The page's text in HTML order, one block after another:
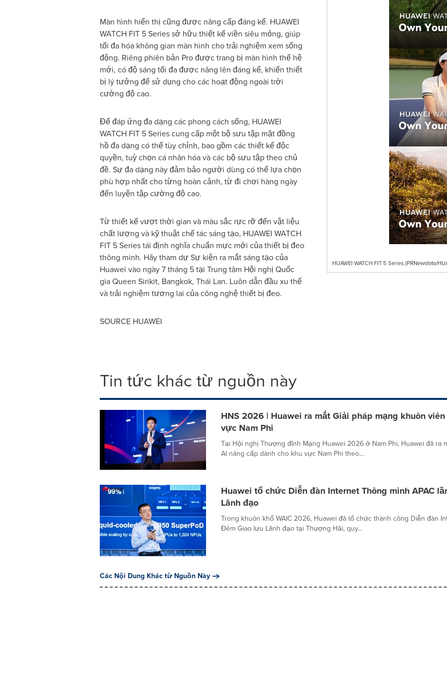
HUAWEI WATCH FIT 5 Series (PRNewsfoto/
Màn hình hiển thị cũng được nâng cấp đáng kể. HUAWEI
WATCH FIT 5 Series sở hữu thiết kế viền siêu mỏng, giúp
tối đa hóa không gian màn hình cho trải nghiệm xem sống
động. Riêng phiên bản Pro được trang bị màn hình thế hệ
mới, có độ sáng tối đa được nâng lên đáng kể, khiến thiết
bị lý tưởng để sử dụng cho các hoạt động ngoài trời
cường độ cao.
Để đáp ứng đa dạng các phong cách sống, HUAWEI
WATCH FIT 5 Series cung cấp một bộ sưu tập mặt đồng
hồ đa dạng có thể tùy chỉnh, bao gồm các thiết kế độc
quyền, tuỳ chọn cá nhân hóa và các bộ sưu tập theo chủ
đề. Sự đa dạng này đảm bảo người dùng có thể lựa chọn
phù hợp nhất cho từng hoàn cảnh, từ đi chơi hàng ngày
đến luyện tập cường độ cao.
Từ thiết kế vượt thời gian và màu sắc rực rỡ đến vật liệu
chất lượng và kỹ thuật chế tác sáng tạo, HUAWEI WATCH
FIT 5 Series tái định nghĩa chuẩn mực mới của thiết bị đeo
thông minh. Hãy tham dự Sự kiện ra mắt sáng tạo của
Huawei vào ngày 7 tháng 5 tại Trung tâm Hội nghị Quốc
gia Queen Sirikit, Bangkok, Thái Lan. Luôn dẫn đầu xu thế
và trải nghiệm tương lai của công nghệ thiết bị đeo.
SOURCE HUAWEI
Tin tức khác từ nguồn này
HNS 2026 | Huawei ra mắt Giải pháp mạng khuôn
vực Nam Phi
Tại Hội nghị Thượng đỉnh Mạng Huawei 2026 ở Nam Phi, Huawei đã ra
AI nâng cấp dành cho khu vực Nam Phi theo...
Huawei tổ chức Diễn đàn Internet Thông minh APAC
Lãnh đạo
Trong khuôn khổ WAIC 2026, Huawei đã tổ chức thành công Diễn đàn
Đêm Giao lưu Lãnh đạo tại Thượng Hải, quy...
Các Nội Dung Khác từ Nguồn Này